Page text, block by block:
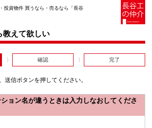
投資物件 買うなら・売るなら「長谷
教えて欲しい
確認 完了
送信ボタンを押してください。
ション名が違うときは入力しなおしてくださ